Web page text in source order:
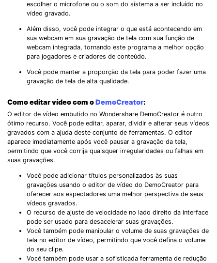
escolher o microfone ou o som do sistema a ser incluído no
vídeo gravado.
Além disso, você pode integrar o que está acontecendo em
sua webcam em sua gravação de tela com sua função de
webcam integrada, tornando este programa a melhor opção
para jogadores e criadores de conteúdo.
Você pode manter a proporção da tela para poder fazer uma
gravação de tela de alta qualidade.
Como editar vídeo com oDemoCreator:
O editor de vídeo embutido no Wondershare DemoCreator é outro
ótimo recurso. Você pode editar, aparar, dividir e alterar seus vídeos
gravados com a ajuda deste conjunto de ferramentas. O editor
aparece imediatamente após você pausar a gravação da tela,
permitindo que você corrija quaisquer irregularidades ou falhas em
suas gravações.
Você pode adicionar títulos personalizados às suas
gravações usando o editor de vídeo do DemoCreator para
oferecer aos espectadores uma melhor perspectiva de seus
vídeos gravados.
O recurso de ajuste de velocidade no lado direito da interface
pode ser usado para desacelerar suas gravações.
Você também pode manipular o volume de suas gravações de
tela no editor de vídeo, permitindo que você defina o volume
do seu clipe.
Você também pode usar a sofisticada ferramenta de redução